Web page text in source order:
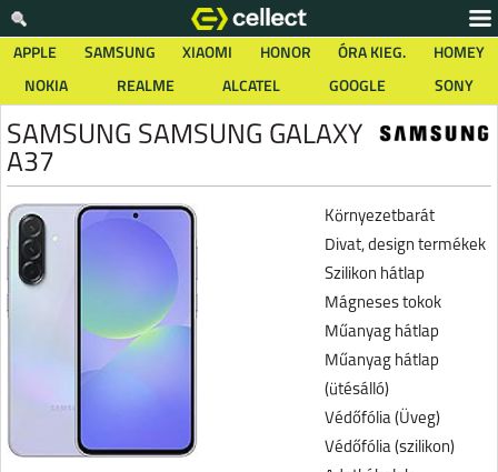
APPLE SAMSUNG XIAOMI HONOR ÓRA KIEG.
HOMEY
NOKIA
REALME ALCATEL GOOGLE SONY
SAMSUNG SAMSUNG GALAXY
A37
Környezetbarát
Divat, design termékek
Szilikon hátlap
Mágneses tokok
Műanyag hátlap
Műanyag hátlap
(ütésálló)
Védőfólia (Üveg)
Védőfólia (szilikon)